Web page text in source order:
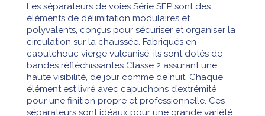
Les séparateurs de voies Série SEP sont des
éléments de délimitation modulaires et
polyvalents, conçus pour sécuriser et organiser la
circulation sur la chaussée. Fabriqués en
caoutchouc vierge vulcanisé, ils sont dotés de
bandes réfléchissantes Classe 2 assurant une
haute visibilité, de jour comme de nuit. Chaque
élément est livré avec capuchons d’extrémité
pour une finition propre et professionnelle. Ces
séparateurs sont idéaux pour une grande variété